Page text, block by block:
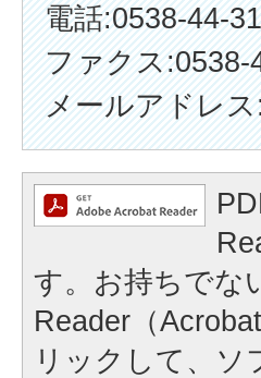
電話:0538-44-
ファクス:0538-
メールアドレ
す。お持ちでな
Reader（
リックして、